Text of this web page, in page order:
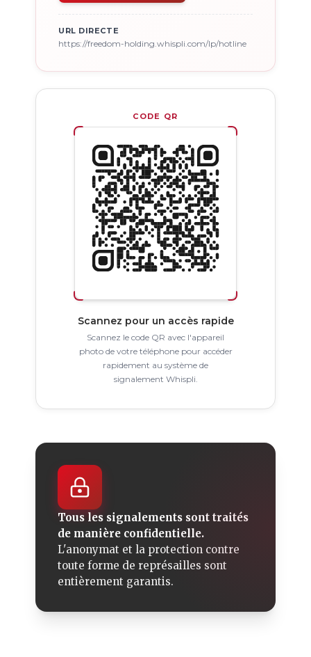
URL DIRECTE
https://freedom-holding.whispli.com/lp/hotline
CODE QR
Scannez pour un accès rapide
Scannez le code QR avec l'appareil
photo de votre téléphone pour accéder
rapidement au système de
signalement Whispli.
Tous les signalements sont traités
de manière confidentielle.
L'anonymat et la protection contre
toute forme de représailles sont
entièrement garantis.